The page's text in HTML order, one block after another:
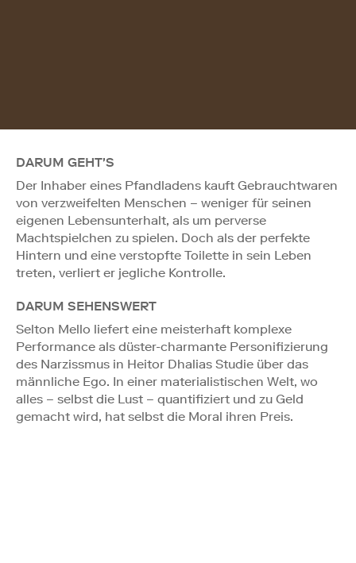
DARUM GEHT'S
Der Inhaber eines Pfandladens kauft Gebrauchtwaren
von verzweifelten Menschen – weniger für seinen
eigenen Lebensunterhalt, als um perverse
Machtspielchen zu spielen. Doch als der perfekte
Hintern und eine verstopfte Toilette in sein Leben
treten, verliert er jegliche Kontrolle.
DARUM SEHENSWERT
Selton Mello liefert eine meisterhaft komplexe
Performance als düster-charmante Personifizierung
des Narzissmus in Heitor Dhalias Studie über das
männliche Ego. In einer materialistischen Welt, wo
alles – selbst die Lust – quantifiziert und zu Geld
gemacht wird, hat selbst die Moral ihren Preis.